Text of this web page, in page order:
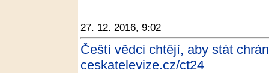
27. 12. 2016, 9:02
Čeští vědci chtějí, aby stát
ceskatelevize.cz/ct24